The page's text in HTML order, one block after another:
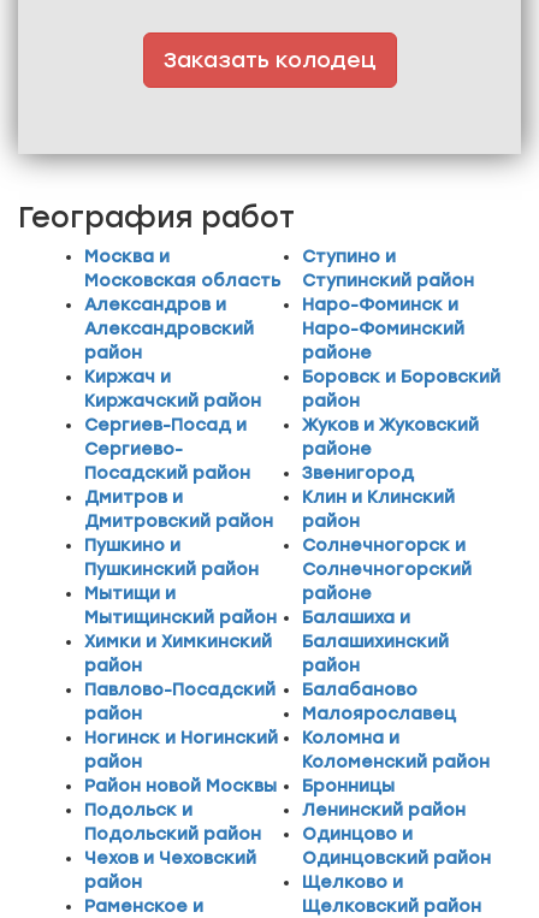
Заказать колодец
География работ
Москва и
Московская область
Александров и
Александровский
район
Киржач и
Киржачский район
Сергиев-Посад и
Сергиево-
Посадский район
Дмитров и
Дмитровский район
Пушкино и
Пушкинский район
Мытищи и
Мытищинский район
Химки и Химкинский
район
Павлово-Посадский
район
Ногинск и Ногинский
район
Район новой Москвы
Подольск и
Подольский район
Чехов и Чеховский
район
Раменское и
Ступино и
Ступинский район
Наро-Фоминск и
Наро-Фоминский
районе
Боровск и Боровский
район
Жуков и Жуковский
районе
Звенигород
Клин и Клинский
район
Солнечногорск и
Солнечногорский
районе
Балашиха и
Балашихинский
район
Балабаново
Малоярославец
Коломна и
Коломенский район
Бронницы
Ленинский район
Одинцово и
Одинцовский район
Щелково и
Щелковский район